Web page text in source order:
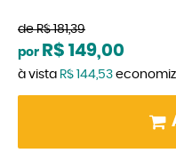
de R$ 181,39
por R$ 149,00
à vista R$ 144,53